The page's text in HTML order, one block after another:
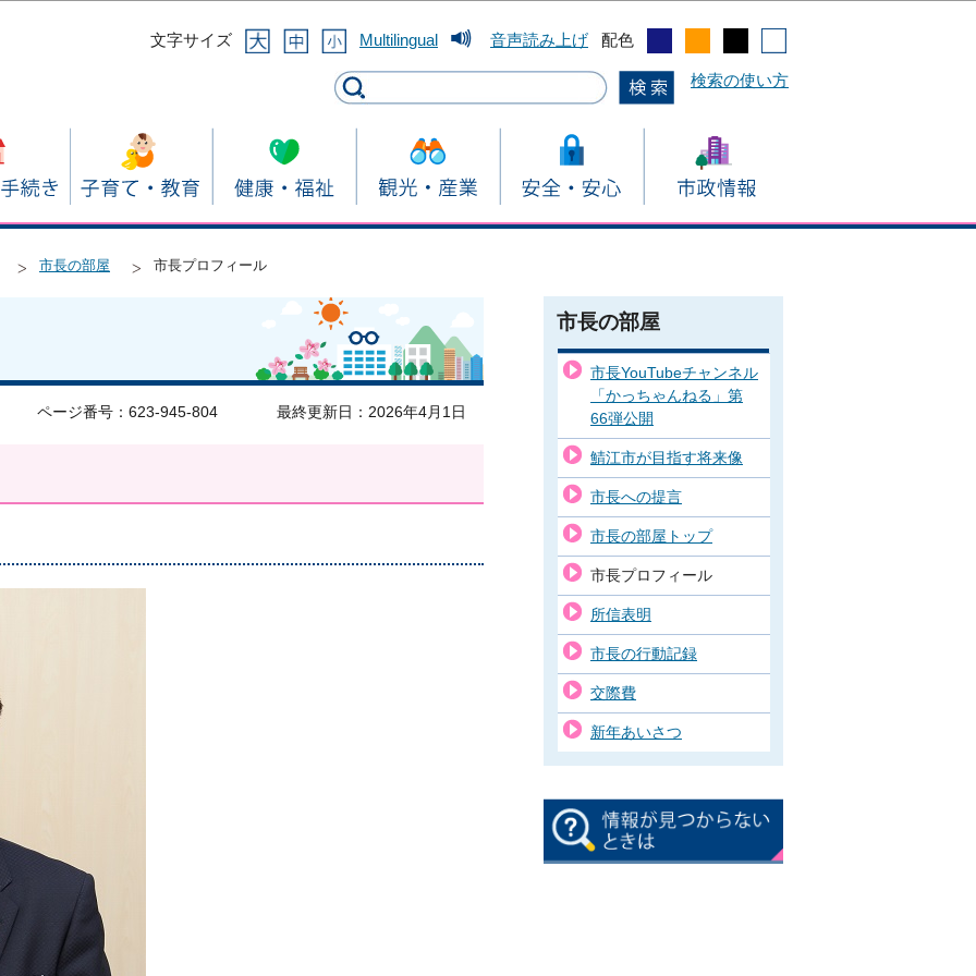
文字サイズ
Multilingual 音声読み上げ 配色
検索の使い方
市長の部屋 市長プロフィール
ページ番号：623-945-804 最終更新日：2026年4月1日
市長の部屋
市長YouTubeチャンネル
「かっちゃんねる」第
66弾公開
鯖江市が目指す将来像
市長への提言
市長の部屋トップ
市長プロフィール
所信表明
市長の行動記録
交際費
新年あいさつ